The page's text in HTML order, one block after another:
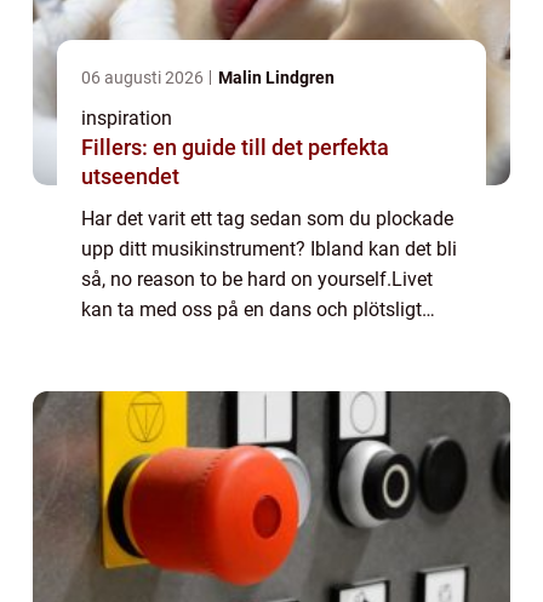
06 augusti 2026 Malin Lindgren
inspiration
Fillers: en guide till det perfekta
utseendet
Har det varit ett tag sedan som du plockade
upp ditt musikinstrument? Ibland kan det bli
så, no reason to be hard on yourself.Livet
kan ta med oss på en dans och plötsligt